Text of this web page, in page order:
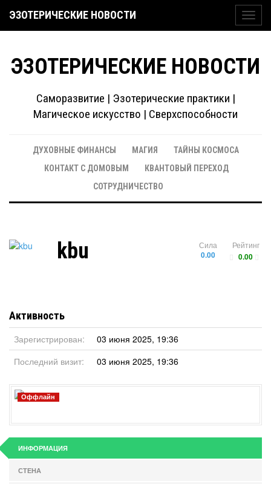
ЭЗОТЕРИЧЕСКИЕ НОВОСТИ
ЭЗОТЕРИЧЕСКИЕ НОВОСТИ
Саморазвитие | Эзотерические практики |
Магическое искусство | Сверхспособности
ДУХОВНЫЕ ФИНАНСЫ МАГИЯ
ТАЙНЫ КОСМОСА
КОНТАКТ С ДОМОВЫМ
КВАНТОВЫЙ ПЕРЕХОД
СОТРУДНИЧЕСТВО
Рейтинг
0.00
Сила
0.00
kbu
Активность
Зарегистрирован:
03 июня 2025, 19:36
Последний визит:
03 июня 2025, 19:36
Оффлайн
ИНФОРМАЦИЯ
СТЕНА